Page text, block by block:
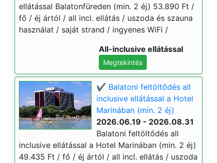
ellátással Balatonfüreden (min. 2 éj) 53.890 Ft /
fő / éj ártól / all incl. ellátás / uszoda és szauna
használat / saját strand / ingyenes WiFi /
All-inclusive ellátással
Megtekintés
✔️ Balatoni feltöltődés all
inclusive ellátással a Hotel
Marinában (min. 2 éj)
2026.06.19 - 2026.08.31
Balatoni feltöltődés all
inclusive ellátással a Hotel Marinában (min. 2 éj)
49.435 Ft / fő / éj ártól / all incl. ellátás / uszoda